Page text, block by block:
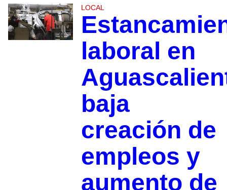
LOCAL
laboral en
baja
creación de
empleos y
aumento de